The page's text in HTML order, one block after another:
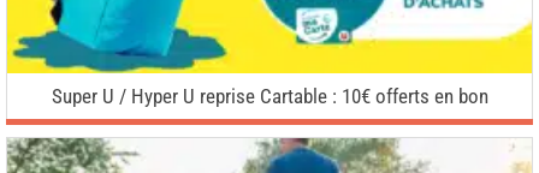
Super U / Hyper U reprise Cartable : 10€ offerts en bon